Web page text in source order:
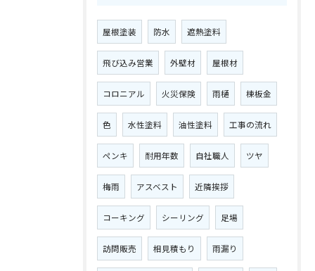
屋根塗装 防水 遮熱塗料
飛び込み営業 外壁材 屋根材
コロニアル 火災保険 雨樋 棟板金
色 水性塗料 油性塗料 工事の流れ
ペンキ 耐用年数 自社職人 ツヤ
梅雨 アスベスト 近隣挨拶
コーキング シーリング 足場
訪問販売 相見積もり 雨漏り